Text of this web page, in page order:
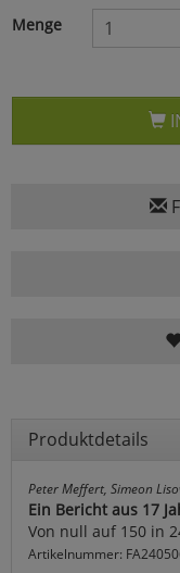
Menge
Produktdetails
Peter Meffert, Simeon
Ein Bericht aus 17
Von null auf 150 in
Artikelnummer: